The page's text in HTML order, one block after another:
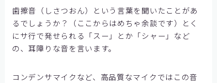
歯擦音（しさつおん）という言葉を聞いたことがあ
るでしょうか？（ここからはめちゃ余談です）とく
にサ行で発せられる「スー」とか「シャー」など
の、耳障りな音を言います。
コンデンサマイクなど、高品質なマイクではこの音